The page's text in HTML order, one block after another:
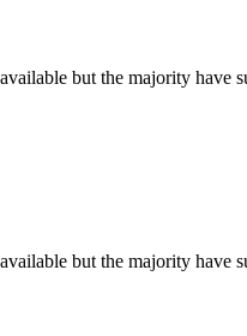
but the majority
but the majority